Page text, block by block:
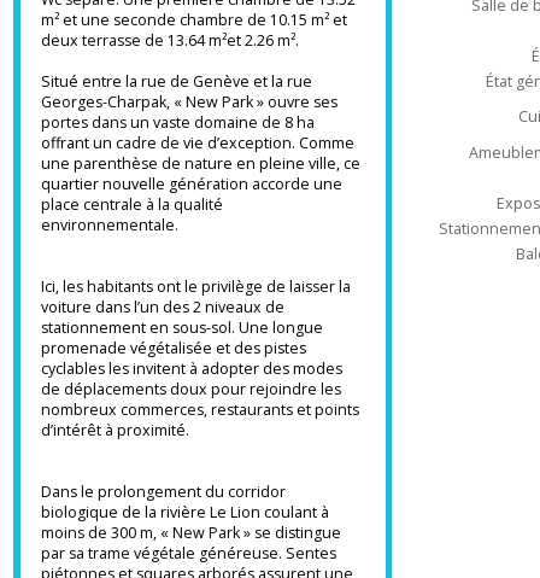
Appartement T3 de 76.31 m² à Saint Genis
Pouilly (01630), avec un séjour/cuisine de
Wc séparé. Une première chambre de 13.52
m² et une seconde chambre de 10.15 m² et
deux terrasse de 13.64 m²et 2.26 m².
Situé entre la rue de Genève et la rue
Georges-Charpak, « New Park » ouvre ses
portes dans un vaste domaine de 8 ha
offrant un cadre de vie d’exception. Comme
place centrale à la qualité
environnementale.
Ici, les habitants ont le privilège de laisser la
voiture dans l’un des 2 niveaux de
stationnement en sous-sol. Une longue
promenade végétalisée et des pistes
de déplacements doux pour rejoindre les
nombreux commerces, restaurants et points
d’intérêt à proximité.
Salle